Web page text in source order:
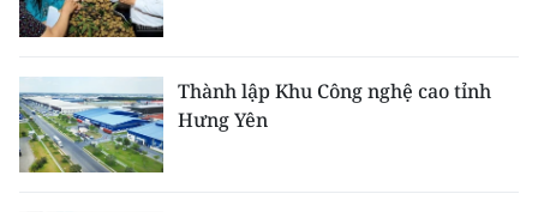
Thành lập Khu Công nghệ cao tỉnh
Hưng Yên